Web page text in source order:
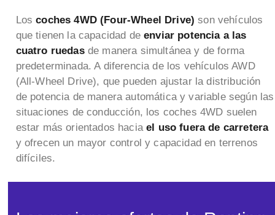
Loscoches 4WD (Four-Wheel Drive) son vehículos
que tienen la capacidad deenviar potencia a las
cuatro ruedas de manera simultánea y de forma
predeterminada. A diferencia de los vehículos AWD
(All-Wheel Drive), que pueden ajustar la distribución
de potencia de manera automática y variable según las
situaciones de conducción, los coches 4WD suelen
estar más orientados haciael uso fuera de carretera
y ofrecen un mayor control y capacidad en terrenos
difíciles.